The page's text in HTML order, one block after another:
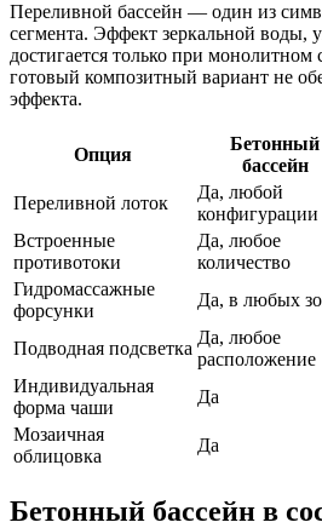
Переливной бассейн — один из
сегмента. Эффект зеркальной воды,
достигается только при монолитном
готовый композитный вариант не
эффекта.
Опция
Бетонный
бассейн
Переливной лоток
Да, любой
конфигурации
Встроенные
противотоки
Да, любое
количество
Гидромассажные
форсунки
Да, в любых
Подводная подсветка
Да, любое
расположение
Индивидуальная
форма чаши
Да
Мозаичная
облицовка
Да
Бетонный бассейн в